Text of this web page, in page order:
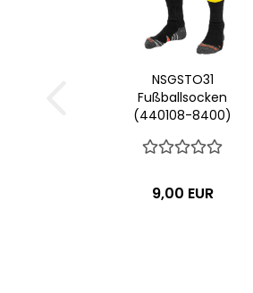
NSGSTO31
Fußballsocken
(440108-8400)
9,00 EUR